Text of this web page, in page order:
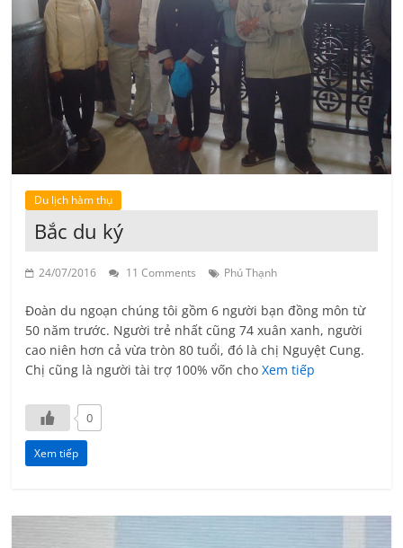
Du lịch hàm thụ
Bắc du ký
24/07/2016 11 Comments Phú Thạnh
Đoàn du ngoạn chúng tôi gồm 6 người bạn đồng môn từ
50 năm trước. Người trẻ nhất cũng 74 xuân xanh, người
cao niên hơn cả vừa tròn 80 tuổi, đó là chị Nguyệt Cung.
Chị cũng là người tài trợ 100% vốn choXem tiếp
0
Xem tiếp